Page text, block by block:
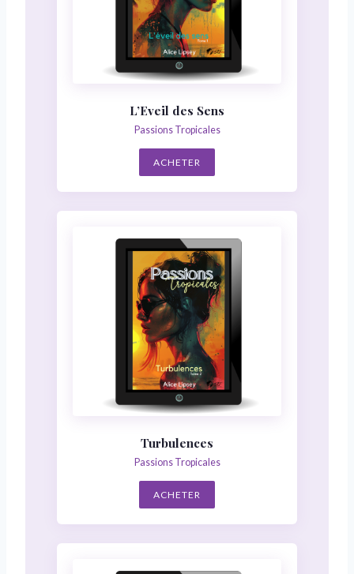
L’Eveil des Sens
Passions Tropicales
ACHETER
Turbulences
Passions Tropicales
ACHETER